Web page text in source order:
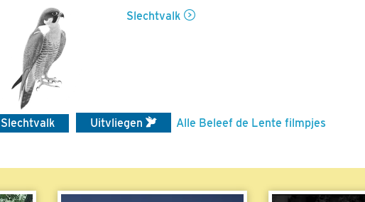
Slechtvalk
Slechtvalk Uitvliegen Alle Beleef de Lente filmpjes